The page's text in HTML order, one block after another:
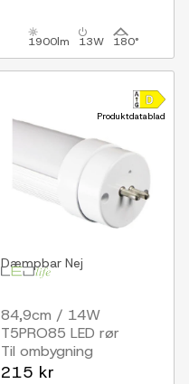
1900lm 13W 180°
Produktdatablad
Dæmpbar Nej
84,9cm / 14W
T5PRO85 LED rør
Til ombygning
215 kr